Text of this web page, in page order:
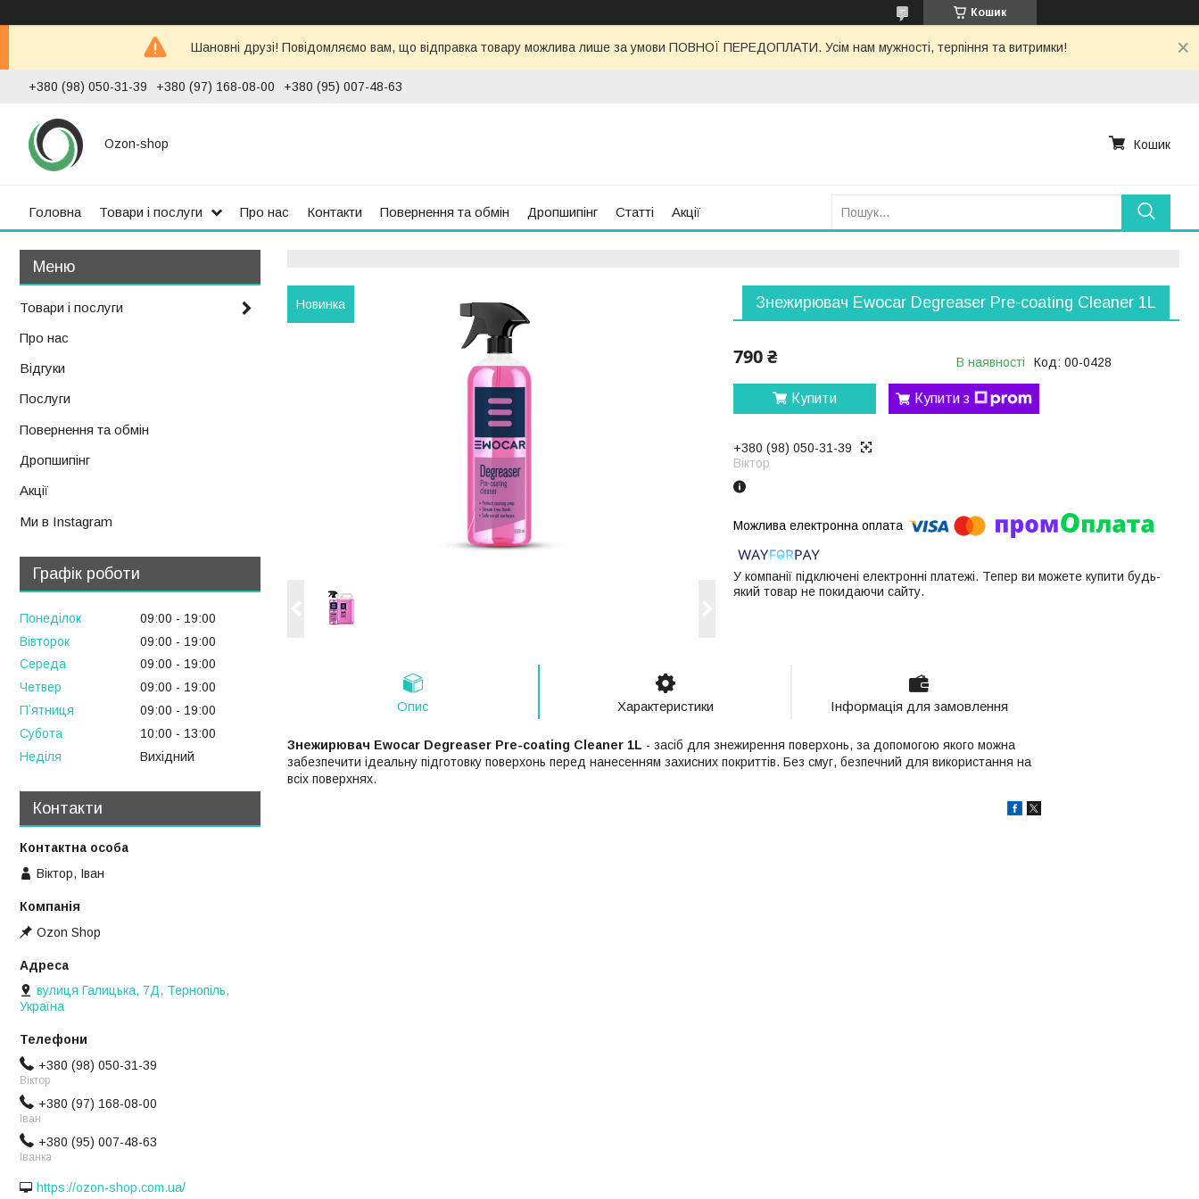
Кошик
Шановні друзі! Повідомляємо вам, що відправка товару можлива лише за умови ПОВНОЇ ПЕРЕДОПЛАТИ. Усім нам мужності, терпіння та витримки!
+380 (98) 050-31-39 +380 (97) 168-08-00 +380 (95) 007-48-63
Ozon-shop Кошик
Головна Товари і послуги Про нас Контакти Повернення та обмін Дропшипінг Статті Акції
Новинка Знежирювач Ewocar Degreaser Pre-coating Cleaner 1L
790 ₴ В наявності Код: 00-0428
Купити Купити з
+380 (98) 050-31-39
Віктор
У компанії підключені електронні платежі. Тепер ви можете купити будь-
який товар не покидаючи сайту.
Опис Характеристики Інформація для замовлення
Знежирювач Ewocar Degreaser Pre-coating Cleaner 1L - засіб для знежирення поверхонь, за допомогою якого можна
забезпечити ідеальну підготовку поверхонь перед нанесенням захисних покриттів. Без смуг, безпечний для використання на
всіх поверхнях.
Товари і послуги
Про нас
Відгуки
Послуги
Повернення та обмін
Дропшипінг
Акції
Ми в Instagram
Графік роботи
Понеділок 09:00
19:00
Вівторок
09:00
19:00
Середа
09:00
19:00
Четвер
09:00
19:00
Пʼятниця
09:00
19:00
Субота
10:00
13:00
Неділя
Вихідний
Контакти
Віктор, Іван
Ozon Shop
вулиця Галицька, 7Д, Тернопіль,
Україна
+380 (98) 050-31-39
Віктор
+380 (97) 168-08-00
Іван
+380 (95) 007-48-63
Іванка
https://ozon-shop.com.ua/